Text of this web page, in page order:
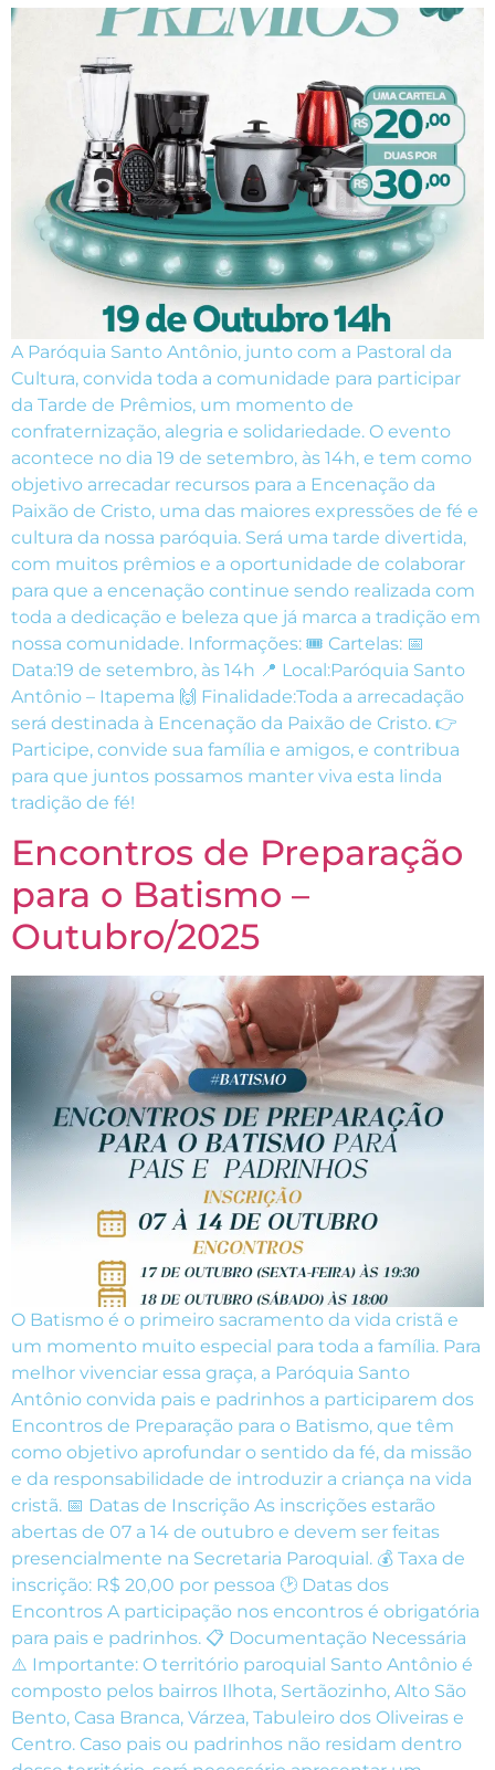
A Paróquia Santo Antônio, junto com a Pastoral da
Cultura, convida toda a comunidade para participar
da Tarde de Prêmios, um momento de
confraternização, alegria e solidariedade. O evento
acontece no dia 19 de setembro, às 14h, e tem como
objetivo arrecadar recursos para a Encenação da
Paixão de Cristo, uma das maiores expressões de fé e
cultura da nossa paróquia. Será uma tarde divertida,
com muitos prêmios e a oportunidade de colaborar
para que a encenação continue sendo realizada com
toda a dedicação e beleza que já marca a tradição em
nossa comunidade. Informações: 🎟️ Cartelas: 📅
Data:19 de setembro, às 14h 📍 Local:Paróquia Santo
Antônio – Itapema 🙌 Finalidade:Toda a arrecadação
será destinada à Encenação da Paixão de Cristo. 👉
Participe, convide sua família e amigos, e contribua
para que juntos possamos manter viva esta linda
tradição de fé!
Encontros de Preparação
para o Batismo –
Outubro/2025
O Batismo é o primeiro sacramento da vida cristã e
um momento muito especial para toda a família. Para
melhor vivenciar essa graça, a Paróquia Santo
Antônio convida pais e padrinhos a participarem dos
Encontros de Preparação para o Batismo, que têm
como objetivo aprofundar o sentido da fé, da missão
e da responsabilidade de introduzir a criança na vida
cristã. 📅 Datas de Inscrição As inscrições estarão
abertas de 07 a 14 de outubro e devem ser feitas
presencialmente na Secretaria Paroquial. 💰 Taxa de
inscrição: R$ 20,00 por pessoa 🕑 Datas dos
Encontros A participação nos encontros é obrigatória
para pais e padrinhos. 📋 Documentação Necessária
⚠️ Importante: O território paroquial Santo Antônio é
composto pelos bairros Ilhota, Sertãozinho, Alto São
Bento, Casa Branca, Várzea, Tabuleiro dos Oliveiras e
Centro. Caso pais ou padrinhos não residam dentro